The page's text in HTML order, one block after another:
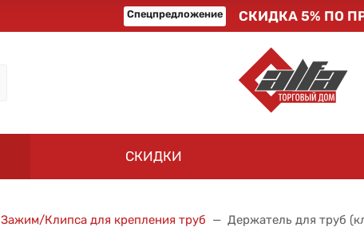
Спецпредложение СКИДКА 5% ПО
СКИДКИ
Зажим/Клипса для крепления труб Держатель для труб